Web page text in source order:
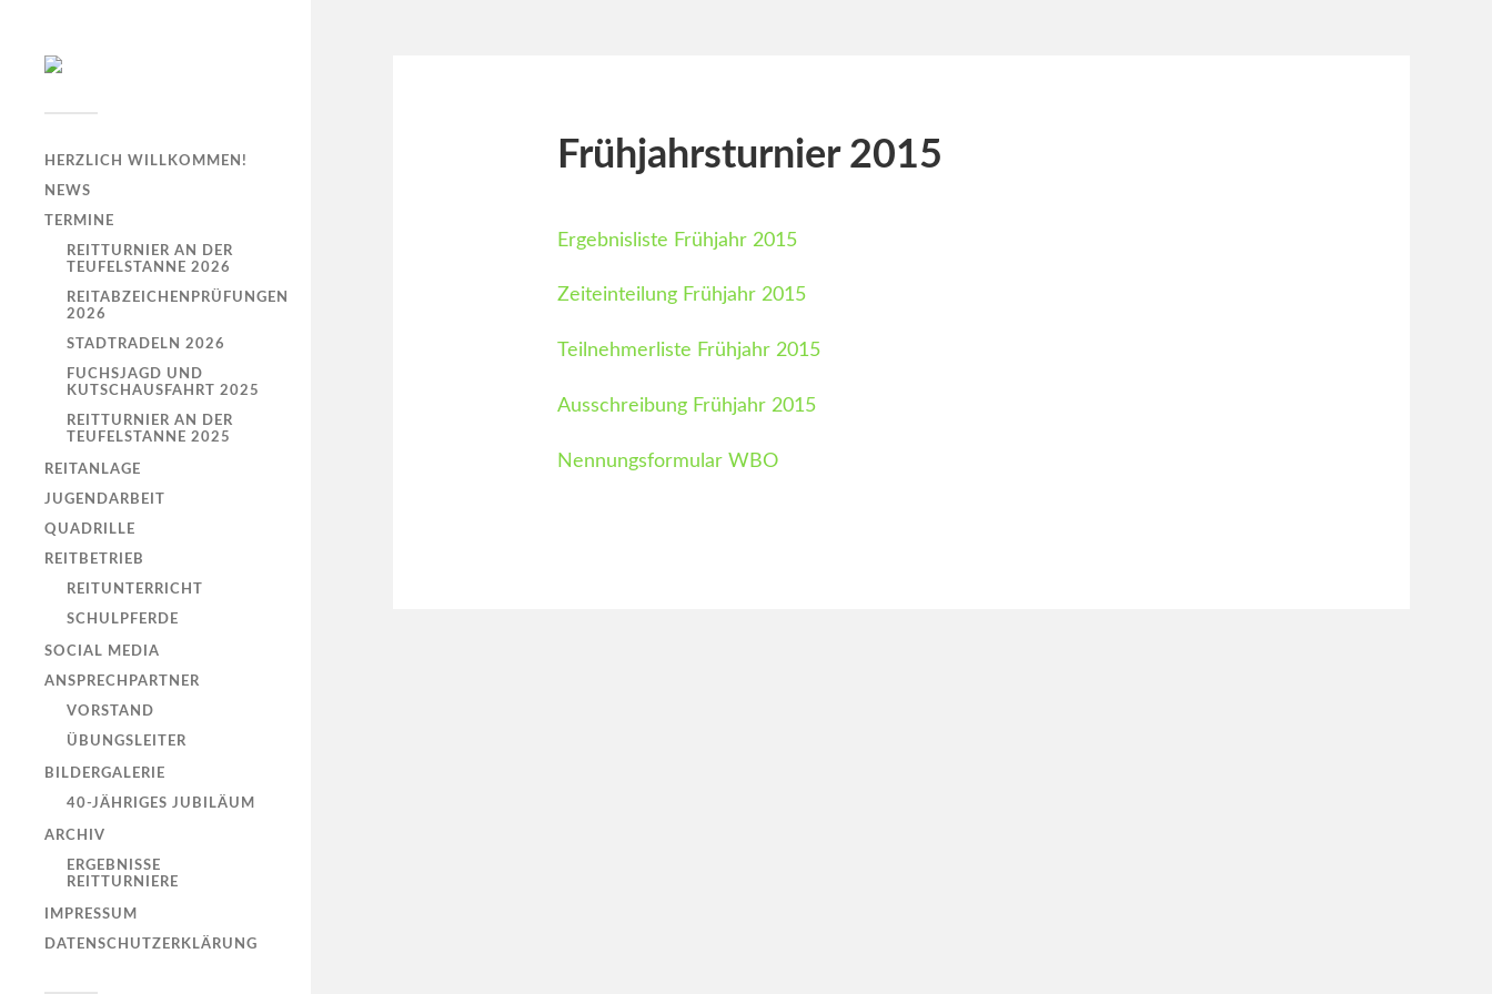
HERZLICH WILLKOMMEN!
NEWS
TERMINE
REITTURNIER AN DER
TEUFELSTANNE 2026
REITABZEICHENPRÜFUNGEN
2026
STADTRADELN 2026
FUCHSJAGD UND
KUTSCHAUSFAHRT 2025
REITTURNIER AN DER
TEUFELSTANNE 2025
REITANLAGE
JUGENDARBEIT
QUADRILLE
REITBETRIEB
REITUNTERRICHT
SCHULPFERDE
SOCIAL MEDIA
ANSPRECHPARTNER
VORSTAND
ÜBUNGSLEITER
BILDERGALERIE
40-JÄHRIGES JUBILÄUM
ARCHIV
ERGEBNISSE
REITTURNIERE
IMPRESSUM
DATENSCHUTZ­ERKLÄRUNG
Frühjahrsturnier 2015
Ergebnisliste Frühjahr 2015
Zeiteinteilung Frühjahr 2015
Teilnehmerliste Frühjahr 2015
Ausschreibung Frühjahr 2015
Nennungsformular WBO